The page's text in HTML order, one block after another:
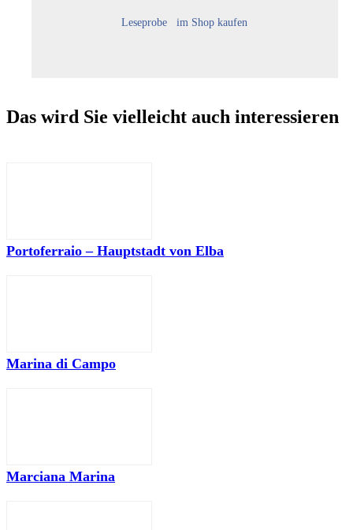
Leseprobe im Shop kaufen
Das wird Sie vielleicht auch interessieren
Portoferraio – Hauptstadt von Elba
Marina di Campo
Marciana Marina